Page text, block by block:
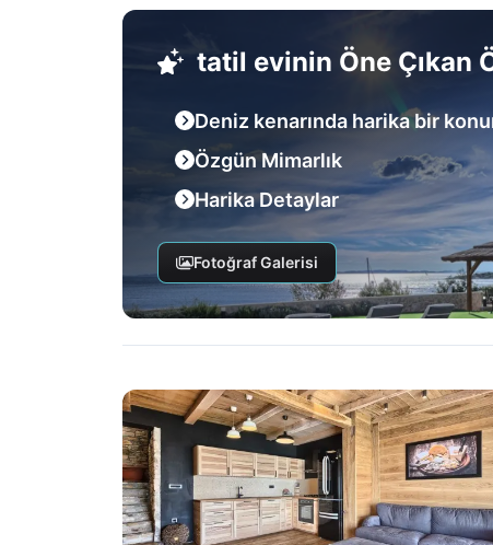
tatil evinin Öne Çıkan
Deniz kenarında harika bir
Özgün Mimarlık
Harika Detaylar
Fotoğraf Galerisi